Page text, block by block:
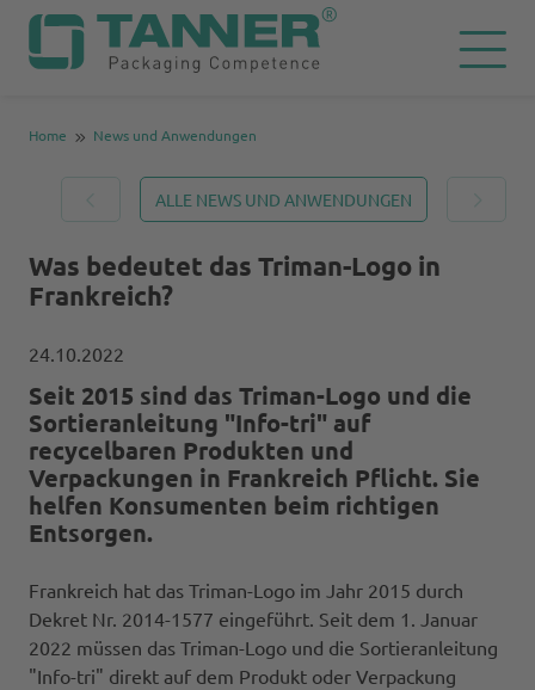
Home News und Anwendungen
ALLE NEWS UND ANWENDUNGEN
Was bedeutet das Triman-Logo in
Frankreich?
24.10.2022
Seit 2015 sind das Triman-Logo und die
Sortieranleitung "Info-tri" auf
recycelbaren Produkten und
Verpackungen in Frankreich Pflicht. Sie
helfen Konsumenten beim richtigen
Entsorgen.
Frankreich hat das Triman-Logo im Jahr 2015 durch
Dekret Nr. 2014-1577 eingeführt. Seit dem 1. Januar
2022 müssen das Triman-Logo und die Sortieranleitung
"Info-tri" direkt auf dem Produkt oder Verpackung